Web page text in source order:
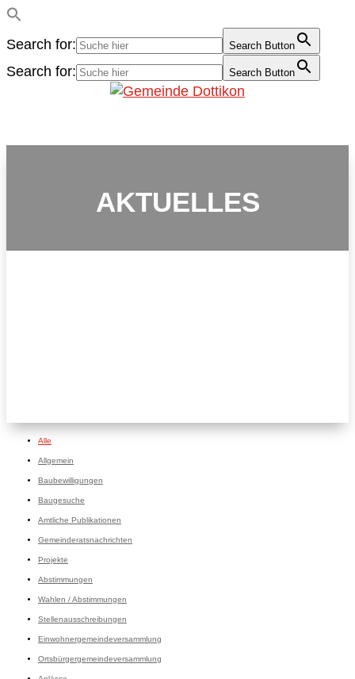
Search for: Search Button
Search for: Search Button
AKTUELLES
Alle
Allgemein
Baubewilligungen
Baugesuche
Amtliche Publikationen
Gemeinderatsnachrichten
Projekte
Abstimmungen
Wahlen / Abstimmungen
Stellenausschreibungen
Einwohnergemeindeversammlung
Ortsbürgergemeindeversammlung